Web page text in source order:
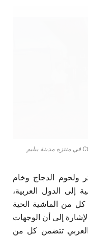
ولحوم الدجاج وخام
إلى الدول العربية،
كل من الماشية الحية
إلى أن الوجهات
العربي تتضمن كل من